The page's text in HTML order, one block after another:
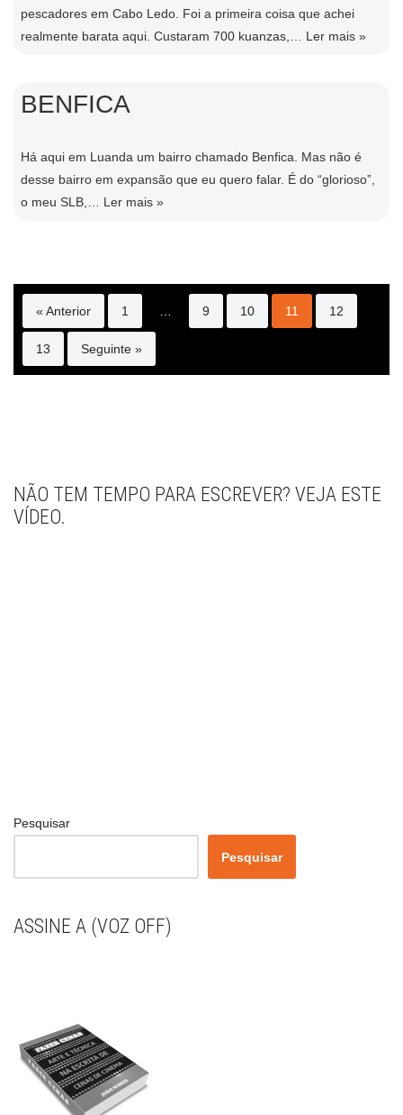
pescadores em Cabo Ledo. Foi a primeira coisa que achei
realmente barata aqui. Custaram 700 kuanzas,… Ler mais »
BENFICA
Há aqui em Luanda um bairro chamado Benfica. Mas não é
desse bairro em expansão que eu quero falar. É do “glorioso”,
o meu SLB,… Ler mais »
« Anterior 1 9 10 11 12
13 Seguinte »
NÃO TEM TEMPO PARA ESCREVER? VEJA ESTE
VÍDEO.
Pesquisar
Pesquisar
ASSINE A (VOZ OFF)